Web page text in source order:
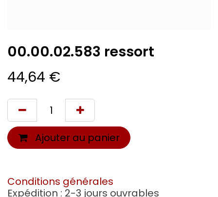
00.00.02.583 ressort
44,64 €
Ajouter au panier
Conditions générales
Expédition : 2-3 jours ouvrables